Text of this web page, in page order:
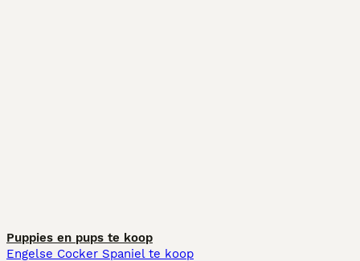
Puppies en pups te koop
Engelse Cocker Spaniel te koop